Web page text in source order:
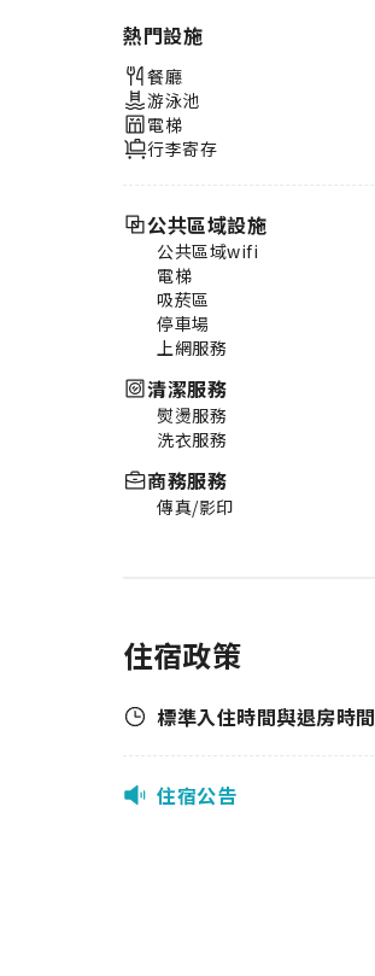
熱門設施
餐廳
游泳池
電梯
行李寄存
公共區域設施
公共區域wifi
電梯
吸菸區
停車場
上網服務
清潔服務
熨燙服務
洗衣服務
商務服務
傳真/影印
住宿政策
標準入住時間與退房時間
住宿公告